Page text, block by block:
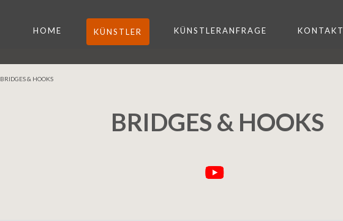
HOME KÜNSTLER KÜNSTLERANFRAGE KONTAKT
BRIDGES & HOOKS
BRIDGES & HOOKS